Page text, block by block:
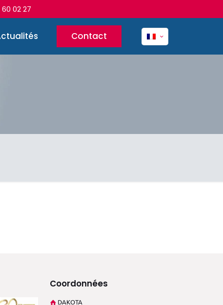
02 27
Contact
Coordonnées
DAKOTA